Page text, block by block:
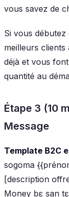
vous savez de
Si vous
meilleurs
déjà et vous
quantité au
Étape 3 (10
Message
Template B2C
sogoma
[description
Money bɛ san